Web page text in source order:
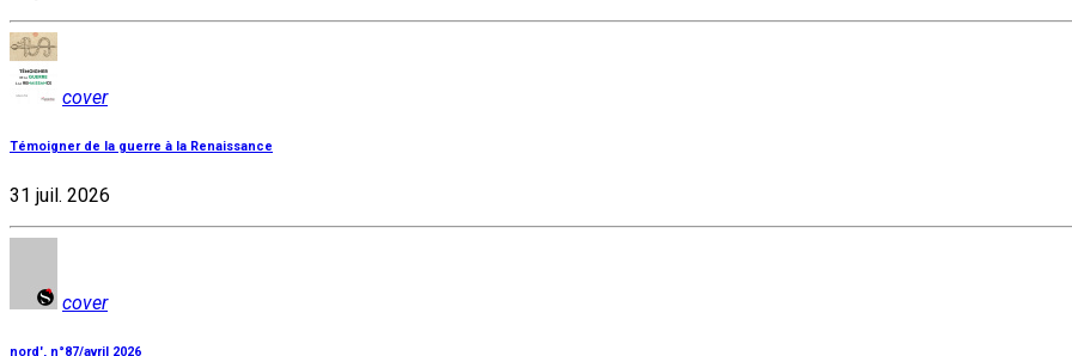
cover
Témoigner de la guerre à la Renaissance
31 juil. 2026
cover
nord', n°87/avril 2026